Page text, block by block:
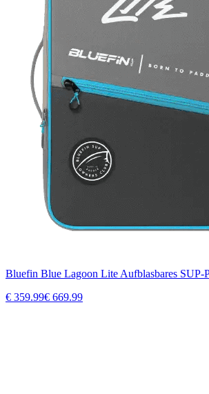
Bluefin Blue Lagoon Lite Aufblasbares SUP-
€ 359.99€ 669.99